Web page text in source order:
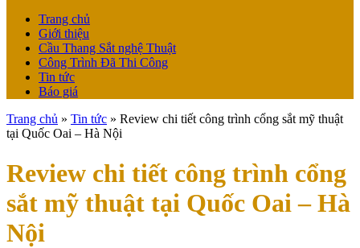
Trang chủ
Giới thiệu
Cầu Thang Sắt nghệ Thuật
Công Trình Đã Thi Công
Tin tức
Báo giá
Trang chủ » Tin tức » Review chi tiết công trình cổng sắt mỹ thuật
tại Quốc Oai – Hà Nội
Review chi tiết công trình cổng
sắt mỹ thuật tại Quốc Oai – Hà
Nội